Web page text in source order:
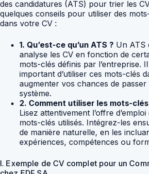
des candidatures (ATS) pour trier les
quelques conseils pour utiliser des
dans votre CV :
1. Qu’est-ce qu’un ATS ? Un ATS
analyse les CV en fonction de
mots-clés définis par l’entreprise.
important d’utiliser ces mots-clés
augmenter vos chances de
système.
2. Comment utiliser les mots-
Lisez attentivement l’offre
mots-clés utilisés. Intégrez-les
de manière naturelle, en les
expériences, compétences ou
I. Exemple de CV complet pour un